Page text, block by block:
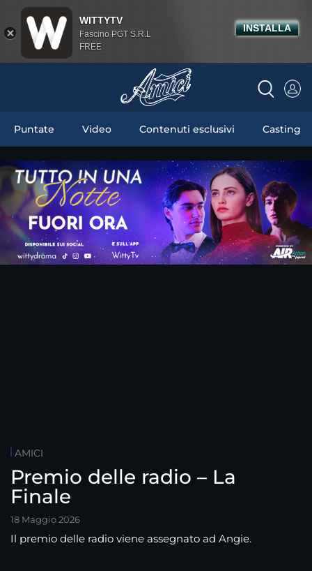
Puntate Video Contenuti esclusivi Casting
AMICI
Premio delle radio – La
Finale
18 Maggio 2026
Il premio delle radio viene assegnato ad Angie.
WITTYTV
Fascino PGT S.R.L
FREE
INSTALLA